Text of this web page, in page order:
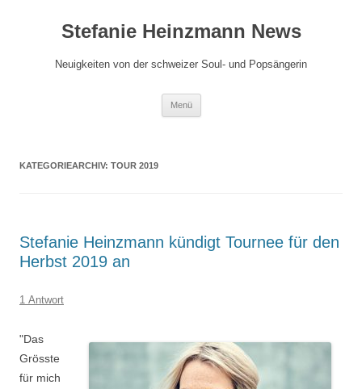
springenStefanie Heinzmann News
Neuigkeiten von der schweizer Soul- und Popsängerin
Menü
KATEGORIEARCHIV: TOUR 2019
Stefanie Heinzmann kündigt Tournee für den
Herbst 2019 an
1 Antwort
"Das
Grösste
für mich